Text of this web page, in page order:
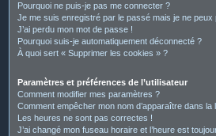
Pourquoi ne puis-je pas me connecter ?
Je me suis enregistré par le passé mais je ne peux
J’ai perdu mon mot de passe !
Pourquoi suis-je automatiquement déconnecté ?
À quoi sert « Supprimer les cookies » ?
Paramètres et préférences de l’utilisateur
Comment modifier mes paramètres ?
Comment empêcher mon nom d’apparaître dans
Les heures ne sont pas correctes !
J’ai changé mon fuseau horaire et l’heure est